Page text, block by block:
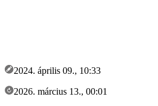
2024. április 09., 10:33
2026. március 13., 00:01